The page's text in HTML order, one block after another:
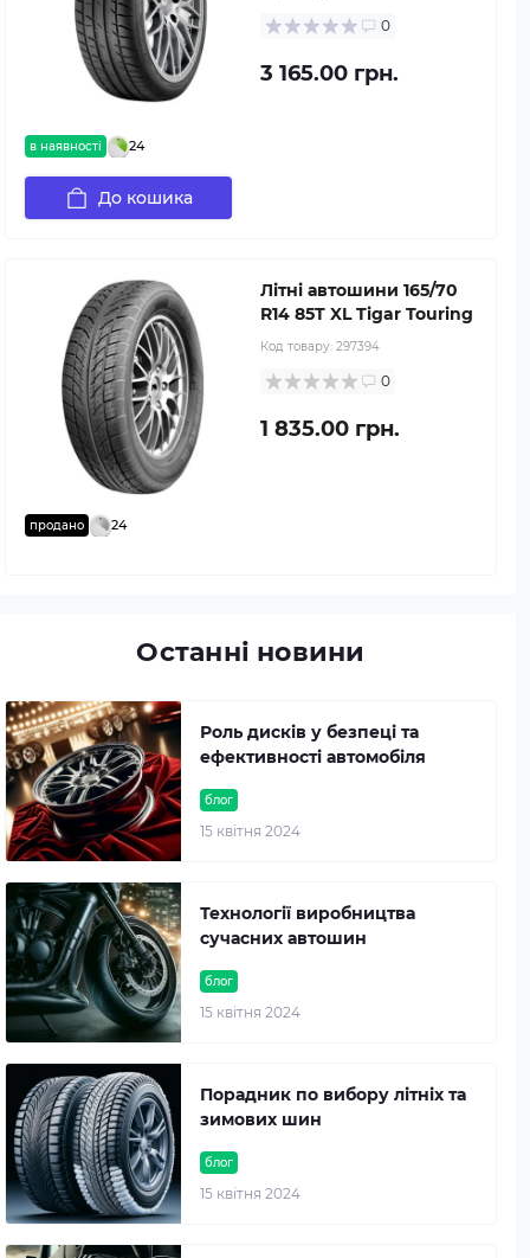
в наявності 24
0
3 165.00 грн.
До кошика
продано 24
Літні автошини 165/70
R14 85T XL Tigar Touring
Код товару: 297394
0
1 835.00 грн.
Останні новини
блог
15 квітня 2024
Роль дисків у безпеці та
ефективності автомобіля
блог
15 квітня 2024
Технології виробництва
сучасних автошин
блог
15 квітня 2024
Порадник по вибору літніх та
зимових шин